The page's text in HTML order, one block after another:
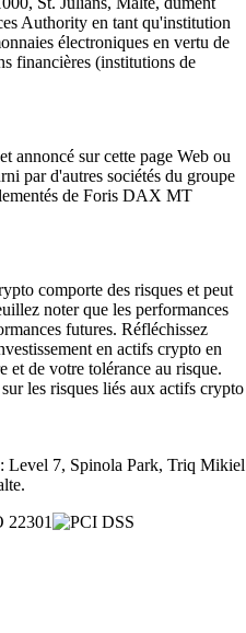
Authority en tant qu'institution
électroniques en vertu de
financières (institutions de
annoncé sur cette page Web ou
par d'autres sociétés du groupe
de Foris DAX MT
comporte des risques et peut
noter que les performances
futures. Réfléchissez
en actifs crypto en
de votre tolérance au risque.
les risques liés aux actifs crypto
Level 7, Spinola Park, Triq Mikiel